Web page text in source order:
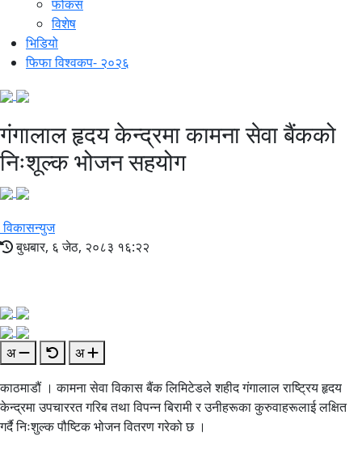
फोकस
विशेष
भिडियो
फिफा विश्वकप- २०२६
गंगालाल हृदय केन्द्रमा कामना सेवा बैंकको
निःशूल्क भोजन सहयोग
विकासन्युज
बुधबार, ६ जेठ, २०८३ १६:२२
अ
अ
काठमाडौं । कामना सेवा विकास बैंक लिमिटेडले शहीद गंगालाल राष्ट्रिय हृदय
केन्द्रमा उपचाररत गरिब तथा विपन्न बिरामी र उनीहरूका कुरुवाहरूलाई लक्षित
गर्दै निःशुल्क पौष्टिक भोजन वितरण गरेको छ ।